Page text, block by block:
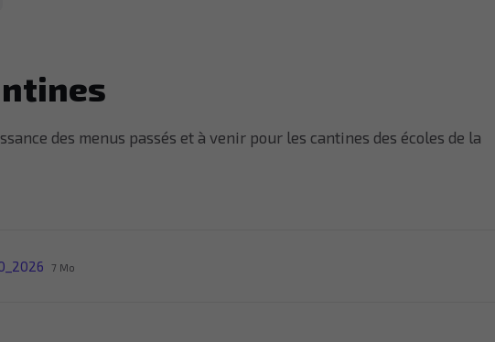
des menus passés et à venir pour les cantines des écoles de la
Extension
Taille
7 Mo